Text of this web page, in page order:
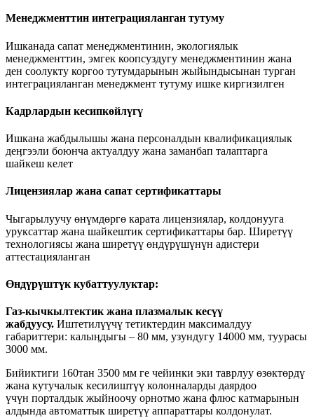
Менеджменттин интеграцияланган тутуму
Ишканада сапат менеджментинин, экологиялык
менеджменттин, эмгек коопсуздугу менеджментинин жана
ден соолукту коргоо тутумдарынын жыйындысынан турган
интеграцияланган менеджмент тутуму ишке киргизилген
Кадрлардын кесипкөйлүгү
Ишкана жабдылышы жана персоналдын квалификациялык
деӊгээли боюнча актуалдуу жана заманбап талаптарга
шайкеш келет
Лицензиялар жана сапат сертификаттары
Чыгарылуучу өнүмдөргө карата лицензиялар, колдонууга
уруксаттар жана шайкештик сертификаттары бар. Ширетүү
технологиясы жана ширетүү өндүрүшүнүн адистери
аттестацияланган
Өндүрүштүк кубаттуулуктар:
Газ-кычкылтектик жана плазмалык кесүү
жабдуусу. Иштетилүүчү тетиктердин максималдуу
габариттери: калыӊдыгы – 80 мм, узундугу 14000 мм, туурасы
3000 мм.
Бийиктиги 160тан 3500 мм ге чейинки эки таврлуу өзөктөрдү
жана кутучалык кесилиштүү колонналарды даярдоо
үчүн порталдык жыйноочу орнотмо жана флюс катмарынын
алдында автоматтык ширетүү аппараттары колдонулат.